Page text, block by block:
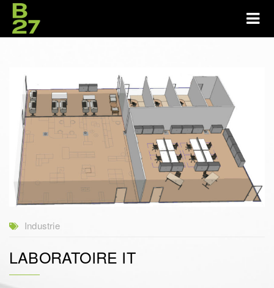
Industrie
LABORATOIRE IT